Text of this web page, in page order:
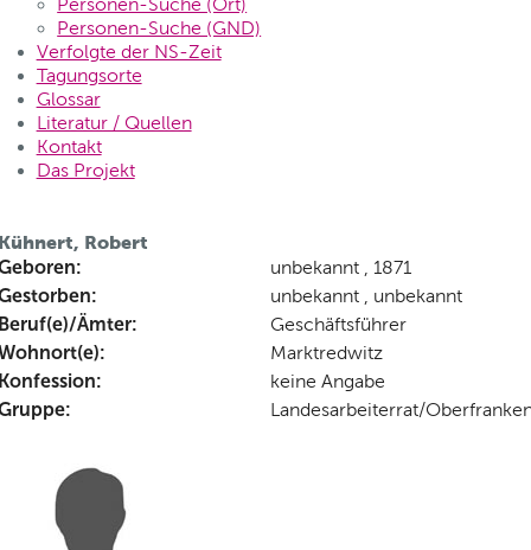
Personen-Suche (Ort)
Personen-Suche (GND)
Verfolgte der NS-Zeit
Tagungsorte
Glossar
Literatur / Quellen
Kontakt
Das Projekt
Robert
unbekannt , 1871
unbekannt , unbekannt
Ämter: Geschäftsführer
Marktredwitz
keine Angabe
Landesarbeiterrat/